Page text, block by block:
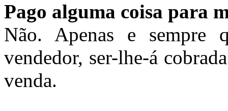
Pago alguma coisa para
Não. Apenas e sempre
vendedor, ser-lhe-á
venda.